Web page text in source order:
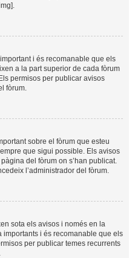
i és recomanable que els
a la part superior de cada fòrum
permisos per publicar avisos
fòrum.
sobre el fòrum que esteu
que sigui possible. Els avisos
del fòrum on s’han publicat.
l’administrador del fòrum.
sota els avisos i només en la
i és recomanable que els
per publicar temes recurrents